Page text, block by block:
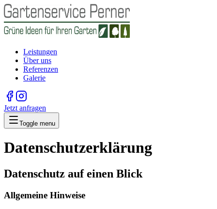
Leistungen
Über uns
Referenzen
Galerie
Jetzt anfragen
Toggle menu
Datenschutzerklärung
Datenschutz auf einen Blick
Allgemeine Hinweise